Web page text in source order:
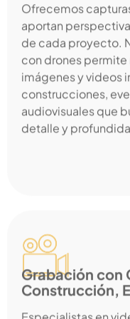
Ofrecemos
aportan
de cada proyecto.
con drones permite
imágenes y videos
construcciones,
audiovisuales que
detalle y
Grabación con
Construcción,